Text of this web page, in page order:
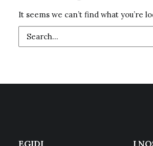
It seems we can’t find what you’re